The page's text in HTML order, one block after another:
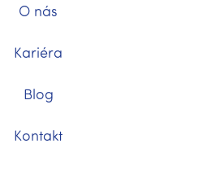
O nás
Kariéra
Blog
Kontakt